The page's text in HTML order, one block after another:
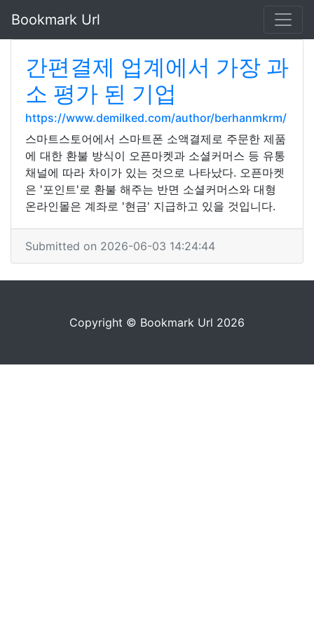
Bookmark Url
간편결제 업계에서 가장 과
소 평가 된 기업
https://www.demilked.com/author/berhanmkrm/
스마트스토어에서 스마트폰 소액결제로 주문한 제품
에 대한 환불 방식이 오픈마켓과 소셜커머스 등 유통
채널에 따라 차이가 있는 것으로 나타났다. 오픈마켓
은 '포인트'로 환불 해주는 반면 소셜커머스와 대형
온라인몰은 계좌로 '현금' 지급하고 있을 것입니다.
Submitted on 2026-06-03 14:24:44
Copyright © Bookmark Url 2026